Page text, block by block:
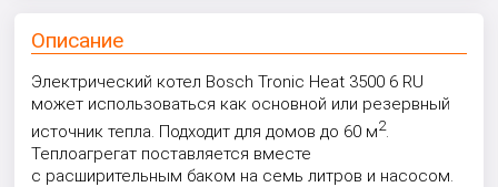
Описание
Электрический котел Bosch Tronic Heat 3500 6 RU
может использоваться как основной или резервный
источник тепла. Подходит для домов до 60 м2.
Теплоагрегат поставляется вместе
с расширительным баком на семь литров и насосом.